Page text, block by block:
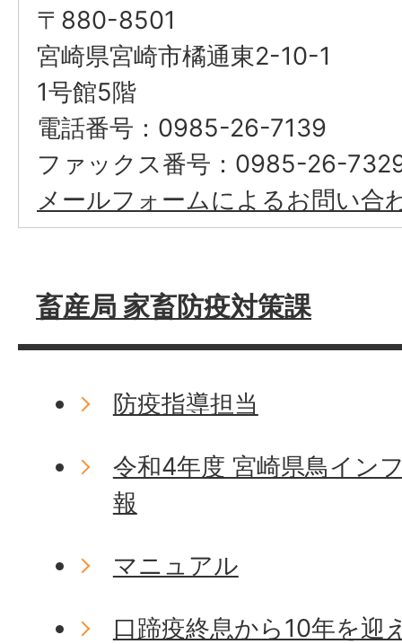
〒880-8501
宮崎県宮崎市橘通東2-10-1
1号館5階
電話番号：0985-26-7139
ファックス番号：0985-26-
メールフォームによるお問い合
畜産局 家畜防疫対策課
防疫指導担当
令和4年度 宮崎県鳥イン
報
マニュアル
口蹄疫終息から10年を迎